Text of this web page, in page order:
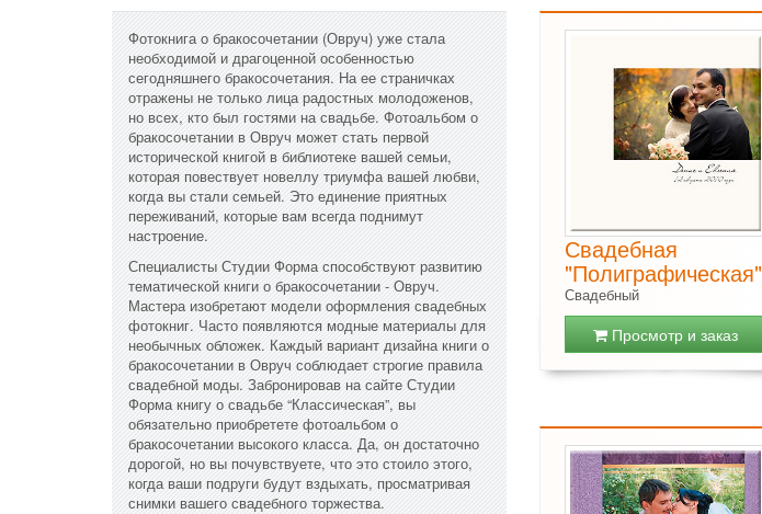
Фотокнига о бракосочетании (Овруч) уже стала
необходимой и драгоценной особенностью
сегодняшнего бракосочетания. На ее страничках
отражены не только лица радостных молодоженов,
но всех, кто был гостями на свадьбе. Фотоальбом о
бракосочетании в Овруч может стать первой
исторической книгой в библиотеке вашей семьи,
которая повествует новеллу триумфа вашей любви,
когда вы стали семьей. Это единение приятных
переживаний, которые вам всегда поднимут
настроение.
Специалисты Студии Форма способствуют развитию
тематической книги о бракосочетании - Овруч.
Мастера изобретают модели оформления свадебных
фотокниг. Часто появляются модные материалы для
необычных обложек. Каждый вариант дизайна книги о
бракосочетании в Овруч соблюдает строгие правила
свадебной моды. Забронировав на сайте Студии
Форма книгу о свадьбе “Классическая”, вы
обязательно приобретете фотоальбом о
бракосочетании высокого класса. Да, он достаточно
дорогой, но вы почувствуете, что это стоило этого,
когда ваши подруги будут вздыхать, просматривая
снимки вашего свадебного торжества.
Свадебная
"Полиграфическая"
Свадебный
Просмотр и заказ